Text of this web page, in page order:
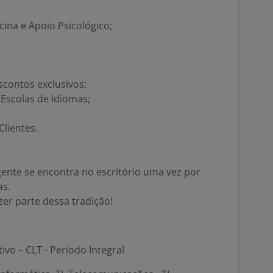
e Apoio Psicológico;
exclusivos;
de Idiomas;
se encontra no escritório uma vez por
parte dessa tradição!
– CLT - Período Integral